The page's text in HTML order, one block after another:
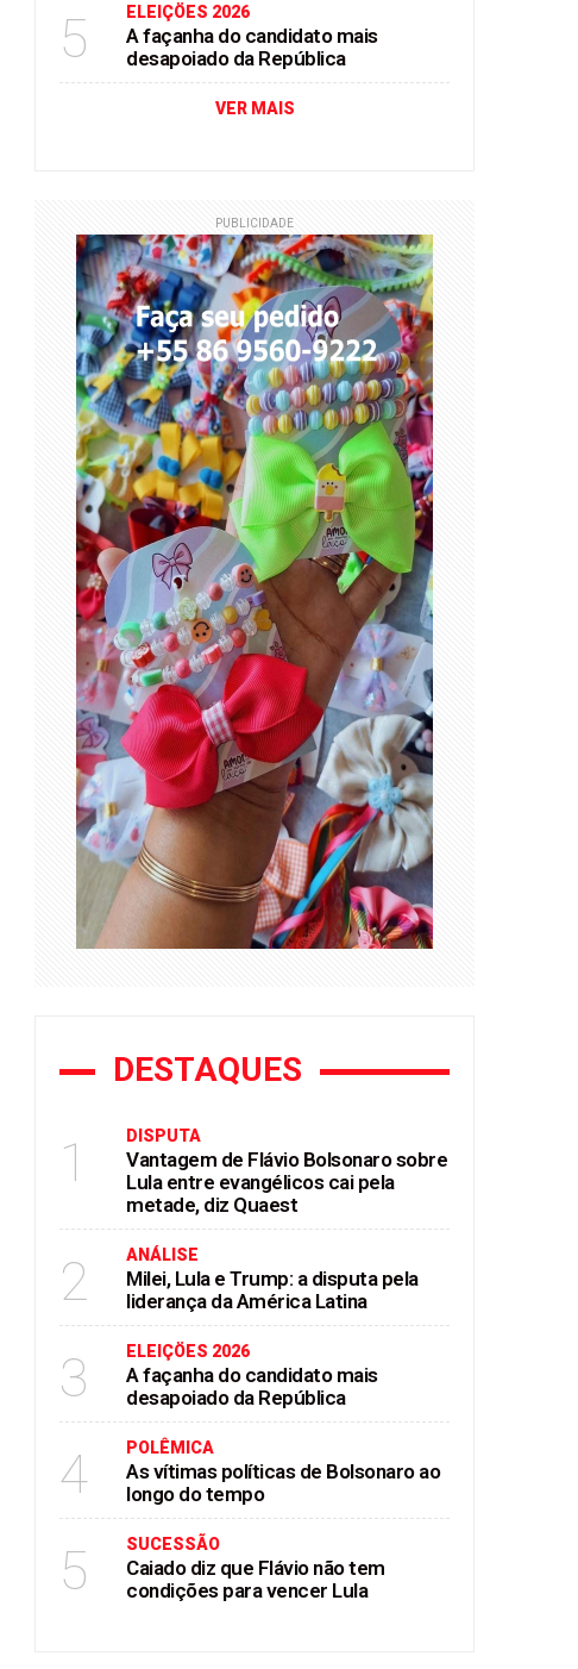
5 ELEIÇÖES 2026
A façanha do candidato mais
desapoiado da República
VER MAIS
PUBLICIDADE
DESTAQUES
1 DISPUTA
Vantagem de Flávio Bolsonaro sobre
Lula entre evangélicos cai pela
metade, diz Quaest
2 ANÁLISE
Milei, Lula e Trump: a disputa pela
liderança da América Latina
3 ELEIÇÖES 2026
A façanha do candidato mais
desapoiado da República
4 POLÊMICA
As vítimas políticas de Bolsonaro ao
longo do tempo
5 SUCESSÃO
Caiado diz que Flávio não tem
condições para vencer Lula